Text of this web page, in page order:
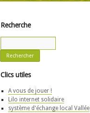
Recherche
Clics utiles
A vous de jouer !
Lilo internet solidaire
système d'échange local Vallée